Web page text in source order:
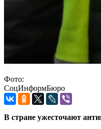
Фото:
СоцИнформБюро
В стране ужесточают